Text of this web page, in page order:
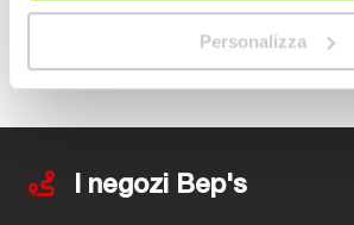
Personalizza
I negozi Bep's